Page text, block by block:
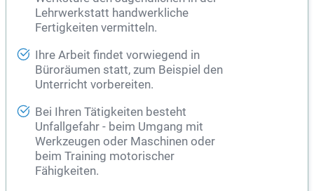
Lehrwerkstatt handwerkliche
Fertigkeiten vermitteln.
Ihre Arbeit findet vorwiegend in
Büroräumen statt, zum Beispiel den
Unterricht vorbereiten.
Bei Ihren Tätigkeiten besteht
Unfallgefahr - beim Umgang mit
Werkzeugen oder Maschinen oder
beim Training motorischer
Fähigkeiten.